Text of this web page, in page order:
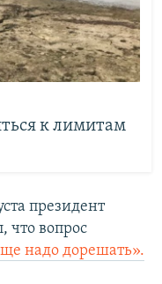
к лимитам
президент
что вопрос
надо дорешать».